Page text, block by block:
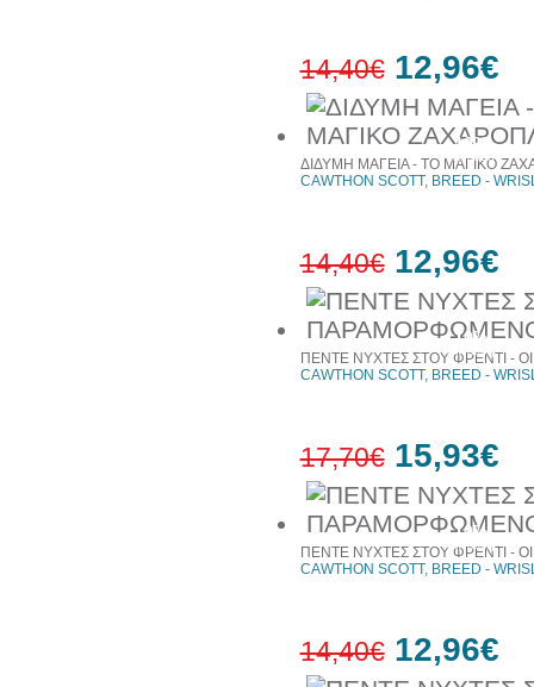
10%
έκπτωση
14,40€ 12,96€
10%
έκπτωση
ΔΙΔΥΜΗ ΜΑΓΕΙΑ - ΤΟ ΜΑΓΙΚΟ
CAWTHON SCOTT, BREED -
14,40€ 12,96€
10%
έκπτωση
ΠΕΝΤΕ ΝΥΧΤΕΣ ΣΤΟΥ ΦΡΕΝΤΙ -
CAWTHON SCOTT, BREED -
17,70€ 15,93€
ΠΕΝΤΕ ΝΥΧΤΕΣ ΣΤΟΥ ΦΡΕΝΤΙ -
CAWTHON SCOTT, BREED -
14,40€ 12,96€